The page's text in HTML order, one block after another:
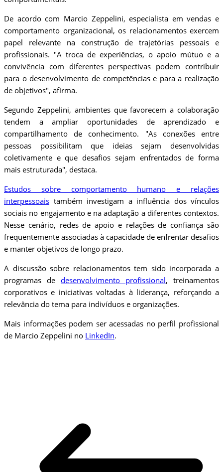
De acordo com Marcio Zeppelini, especialista em vendas e
comportamento organizacional, os relacionamentos exercem
papel relevante na construção de trajetórias pessoais e
profissionais. "A troca de experiências, o apoio mútuo e a
convivência com diferentes perspectivas podem contribuir
para o desenvolvimento de competências e para a realização
de objetivos", afirma.
Segundo Zeppelini, ambientes que favorecem a colaboração
tendem a ampliar oportunidades de aprendizado e
compartilhamento de conhecimento. "As conexões entre
pessoas possibilitam que ideias sejam desenvolvidas
coletivamente e que desafios sejam enfrentados de forma
mais estruturada", destaca.
Estudos sobre comportamento humano e relações
interpessoais também investigam a influência dos vínculos
sociais no engajamento e na adaptação a diferentes contextos.
Nesse cenário, redes de apoio e relações de confiança são
frequentemente associadas à capacidade de enfrentar desafios
e manter objetivos de longo prazo.
A discussão sobre relacionamentos tem sido incorporada a
programas de desenvolvimento profissional, treinamentos
corporativos e iniciativas voltadas à liderança, reforçando a
relevância do tema para indivíduos e organizações.
Mais informações podem ser acessadas no perfil profissional
de Marcio Zeppelini no LinkedIn.